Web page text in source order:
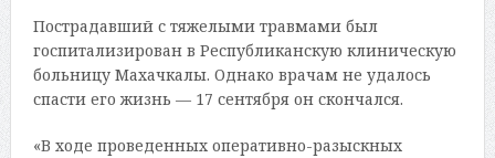
Пострадавший с тяжелыми травмами был
госпитализирован в Республиканскую клиническую
больницу Махачкалы. Однако врачам не удалось
спасти его жизнь — 17 сентября он скончался.
«В ходе проведенных оперативно-разыскных